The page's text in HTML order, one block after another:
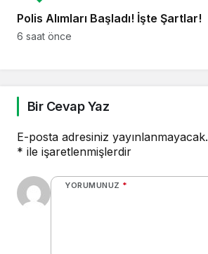
Polis Alımları Başladı! İşte Şartlar!
6 saat önce
Bir Cevap Yaz
E-posta adresiniz yayınlanmayacak.
* ile işaretlenmişlerdir
YORUMUNUZ *